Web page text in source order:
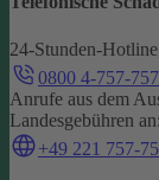
24-Stunden-
0800 4-757-757
Anrufe aus dem
Landesgebühren an:
+49 221 757-